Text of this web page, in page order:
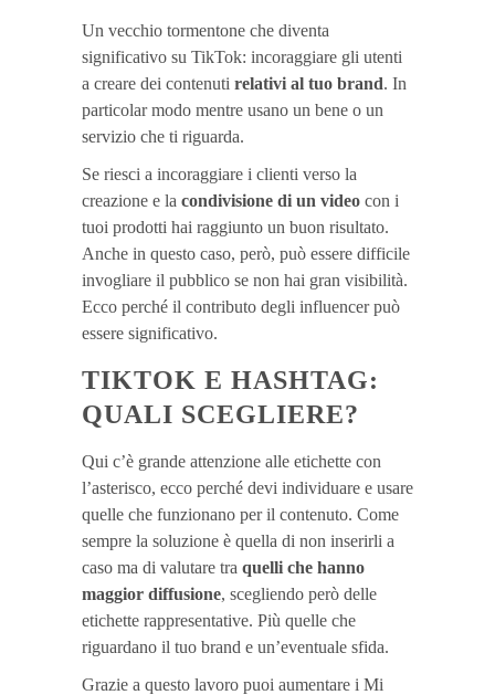
Un vecchio tormentone che diventa
significativo su TikTok: incoraggiare gli utenti
a creare dei contenuti relativi al tuo brand. In
particolar modo mentre usano un bene o un
servizio che ti riguarda.
Se riesci a incoraggiare i clienti verso la
creazione e la condivisione di un video con i
tuoi prodotti hai raggiunto un buon risultato.
Anche in questo caso, però, può essere difficile
invogliare il pubblico se non hai gran visibilità.
Ecco perché il contributo degli influencer può
essere significativo.
TIKTOK E HASHTAG:
QUALI SCEGLIERE?
Qui c’è grande attenzione alle etichette con
l’asterisco, ecco perché devi individuare e usare
quelle che funzionano per il contenuto. Come
sempre la soluzione è quella di non inserirli a
caso ma di valutare tra quelli che hanno
maggior diffusione, scegliendo però delle
etichette rappresentative. Più quelle che
riguardano il tuo brand e un’eventuale sfida.
Grazie a questo lavoro puoi aumentare i Mi